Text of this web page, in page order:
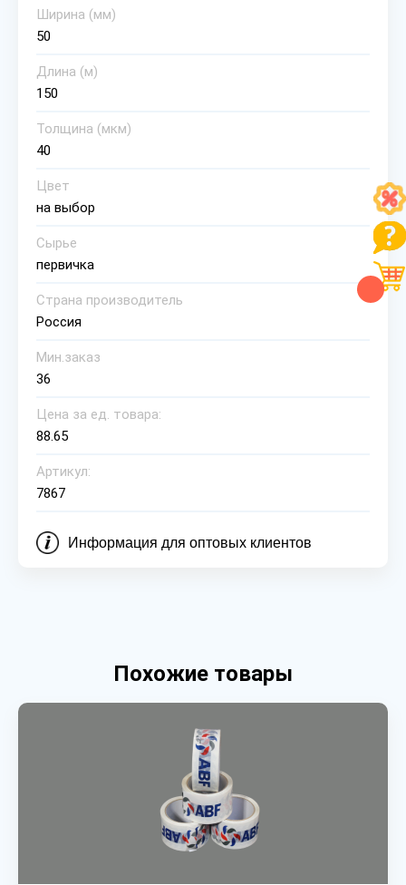
Ширина (мм)
50
Длина (м)
150
Толщина (мкм)
40
Цвет
на выбор
Сырье
первичка
Страна производитель
Россия
Мин.заказ
36
Цена за ед. товара:
88.65
Артикул:
7867
Информация для оптовых клиентов
Похожие товары